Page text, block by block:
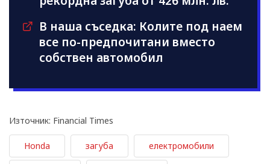
В наша съседка: Колите под наем
все по-предпочитани вместо
собствен автомобил
Източник: Financial Times
Honda загуба електромобили